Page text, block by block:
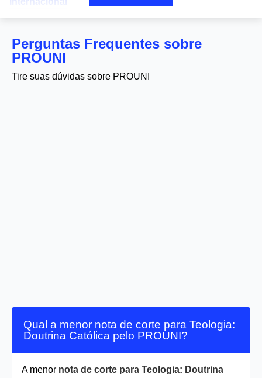
Perguntas Frequentes sobre
PROUNI
Tire suas dúvidas sobre PROUNI
Qual a menor nota de corte para Teologia:
Doutrina Católica pelo PROUNI?
A menor nota de corte para Teologia: Doutrina